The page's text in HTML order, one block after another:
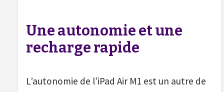
Une autonomie et une
recharge rapide
L’autonomie de l’iPad Air M1 est un autre de